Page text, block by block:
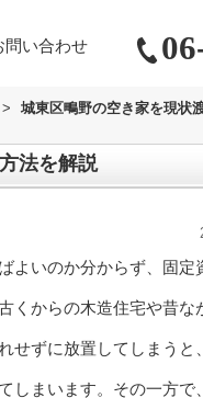
問い合わせ
>
城東区鴫野の空き家を現状
法を解説
よいのか分からず、固定
くからの木造住宅や昔な
せずに放置してしまうと
しまいます。その一方で